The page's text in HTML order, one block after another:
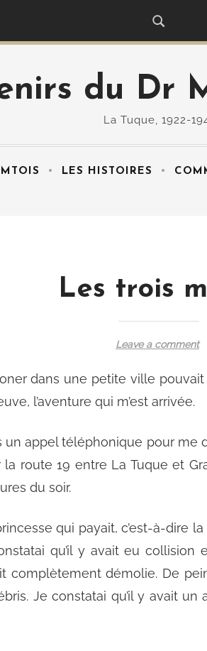
du Dr
La Tuque, 1922-
LES HISTOIRES
Les trois
Leave a commento
L
o
r
t
s
dans une petite ville
l’aventure qui m’est arrivée.
un appel téléphonique pour me
route 19 entre La Tuque et
du soir.
qui payait, c’est-à-dire
qu’il y avait eu
complètement démolie. De
Je constatai qu’il y avait